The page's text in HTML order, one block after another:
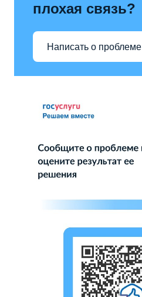
плохая связь?
Написать о проблеме